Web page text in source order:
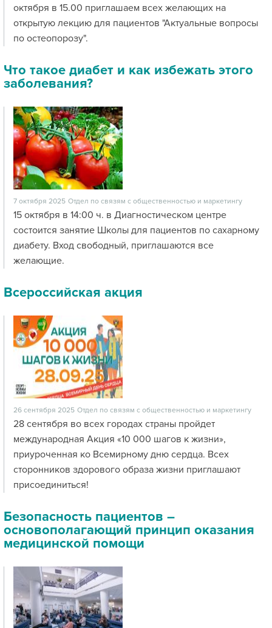
октября в 15.00 приглашаем всех желающих на
открытую лекцию для пациентов "Актуальные вопросы
по остеопорозу".
Что такое диабет и как избежать этого
заболевания?
7 октября 2025 Отдел по связям с общественностью и маркетингу
15 октября в 14:00 ч. в Диагностическом центре
состоится занятие Школы для пациентов по сахарному
диабету. Вход свободный, приглашаются все
желающие.
Всероссийская акция
26 сентября 2025 Отдел по связям с общественностью и маркетингу
28 сентября во всех городах страны пройдет
международная Акция «10 000 шагов к жизни»,
приуроченная ко Всемирному дню сердца. Всех
сторонников здорового образа жизни приглашают
присоединиться!
Безопасность пациентов –
основополагающий принцип оказания
медицинской помощи